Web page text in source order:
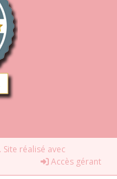
réalisé avec
Accès gérant